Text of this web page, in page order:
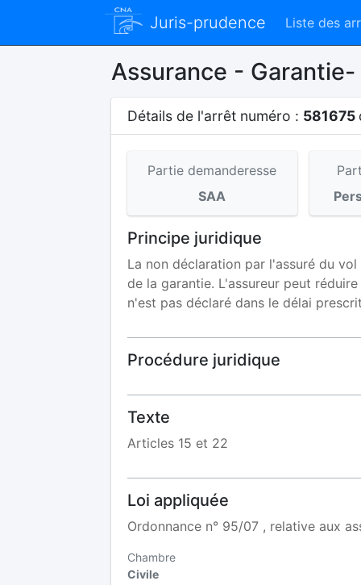
Juris-prudence Liste des
Assurance -
Détails de l'arrêt numéro : 581675
Partie demanderesse
SAA
Principe juridique
La non déclaration par l'assuré du
de la garantie. L'assureur peut
n'est pas déclaré dans le délai
Procédure juridique
Texte
Articles 15 et 22
Loi appliquée
Ordonnance n° 95/07 , relative aux
Chambre
Civile